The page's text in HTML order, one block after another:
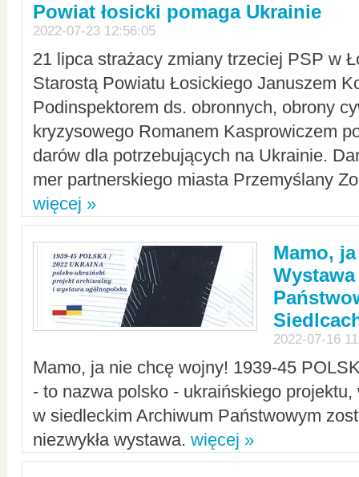
Powiat łosicki pomaga Ukrainie
2022-07-23 12:56:05
21 lipca strażacy zmiany trzeciej PSP w
Starostą Powiatu Łosickiego Januszem
Podinspektorem ds. obronnych, obrony
kryzysowego Romanem Kasprowiczem
darów dla potrzebujących na Ukrainie.
mer partnerskiego miasta Przemyślany
więcej »
Mamo,
2022-07-16
Mamo, ja nie chcę wojny! 1939-45
- to nazwa polsko - ukraińskiego
w siedleckim Archiwum Państwowym
niezwykła wystawa. więcej »